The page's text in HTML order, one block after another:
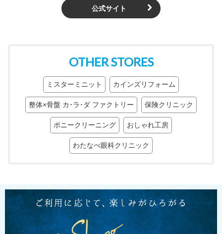
公式サイト
OTHER STORES
ミスターミニット カインズリフォーム
整体×骨盤 カ･ラ･ダ ファクトリー 保険クリニック
ポニークリーニング おしゃれ工房
わたなべ眼科クリニック